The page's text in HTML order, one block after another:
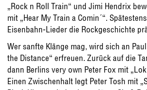
„Rock n Roll Train“ und Jimi Hendrix
mit „Hear My Train a Comin´“.
Eisenbahn-Lieder die Rockgeschichte
Wer sanfte Klänge mag, wird sich an
the Distance“ erfreuen. Zurück auf die
dann Berlins very own Peter Fox mit
Einen Zwischenhalt legt Peter Tosh mit